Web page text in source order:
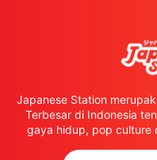
Japanese Station
Terbesar di Indonesia
gaya hidup, pop culture